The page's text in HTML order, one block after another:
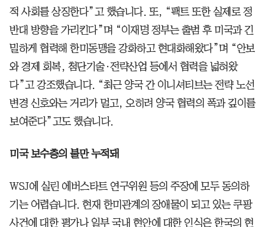
적 사회를 상징한다”고 했습니다. 또, “팩트 또한 실제로 정
반대 방향을 가리킨다”며 “이재명 정부는 출범 후 미국과 긴
밀하게 협력해 한미동맹을 강화하고 현대화해왔다”며 “안보
와 경제 회복, 첨단기술·전략산업 등에서 협력을 넓혀왔
다”고 강조했습니다. “최근 양국 간 이니셔티브는 전략 노선
변경 신호와는 거리가 멀고, 오히려 양국 협력의 폭과 깊이를
보여준다”고도 했습니다.
미국 보수층의 불만 누적돼
WSJ에 실린 에버스타트 연구위원 등의 주장에 모두 동의하
기는 어렵습니다. 현재 한미관계의 장애물이 되고 있는 쿠팡
사건에 대한 평가나 일부 국내 현안에 대한 인식은 한국의 현